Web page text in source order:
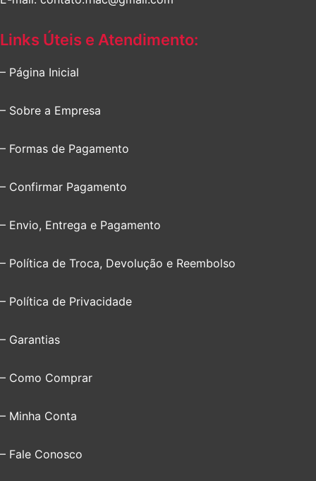
Links Úteis e Atendimento:
– Página Inicial
– Sobre a Empresa
– Formas de Pagamento
– Confirmar Pagamento
– Envio, Entrega e Pagamento
– Política de Troca, Devolução e Reembolso
– Política de Privacidade
– Garantias
– Como Comprar
– Minha Conta
– Fale Conosco